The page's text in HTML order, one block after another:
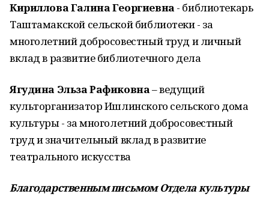
Кириллова Галина Георгиевна - библиотекарь
Таштамакской сельской библиотеки - за
многолетний добросовестный труд и личный
вклад в развитие библиотечного дела
Ягудина Эльза Рафиковна– ведущий
культорганизатор Ишлинского сельского дома
культуры - за многолетний добросовестный
труд и значительный вклад в развитие
театрального искусства
Благодарственным письмом Отдела культуры